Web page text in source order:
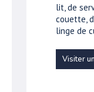
lit, de
couette,
linge de
Visiter